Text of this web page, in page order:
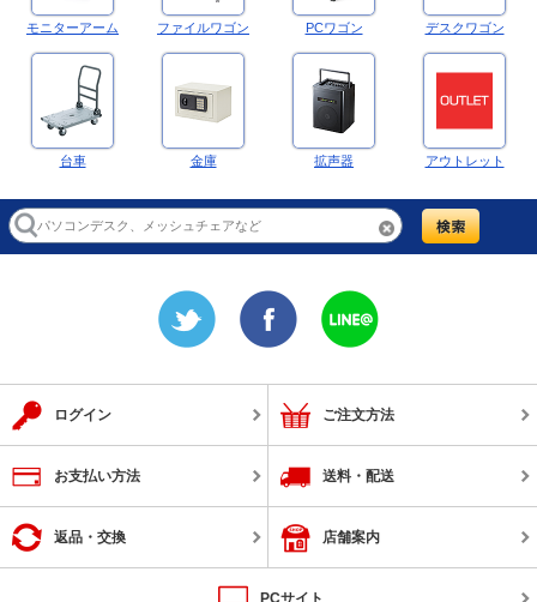
モニターアーム ファイルワゴン PCワゴン デスクワゴン
台車 金庫 拡声器 アウトレット
ログイン ご注文方法
お支払い方法 送料・配送
返品・交換 店舗案内
PCサイト